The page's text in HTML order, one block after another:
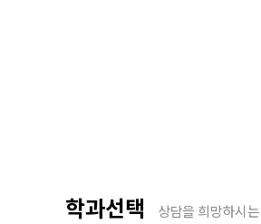
학과선택 상담을 희망하시